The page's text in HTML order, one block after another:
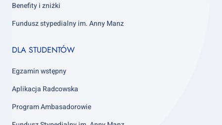
Benefity i zniżki
Fundusz stypedialny im. Anny Manz
Footer
4
DLA STUDENTÓW
Egzamin wstępny
Aplikacja Radcowska
Program Ambasadorowie